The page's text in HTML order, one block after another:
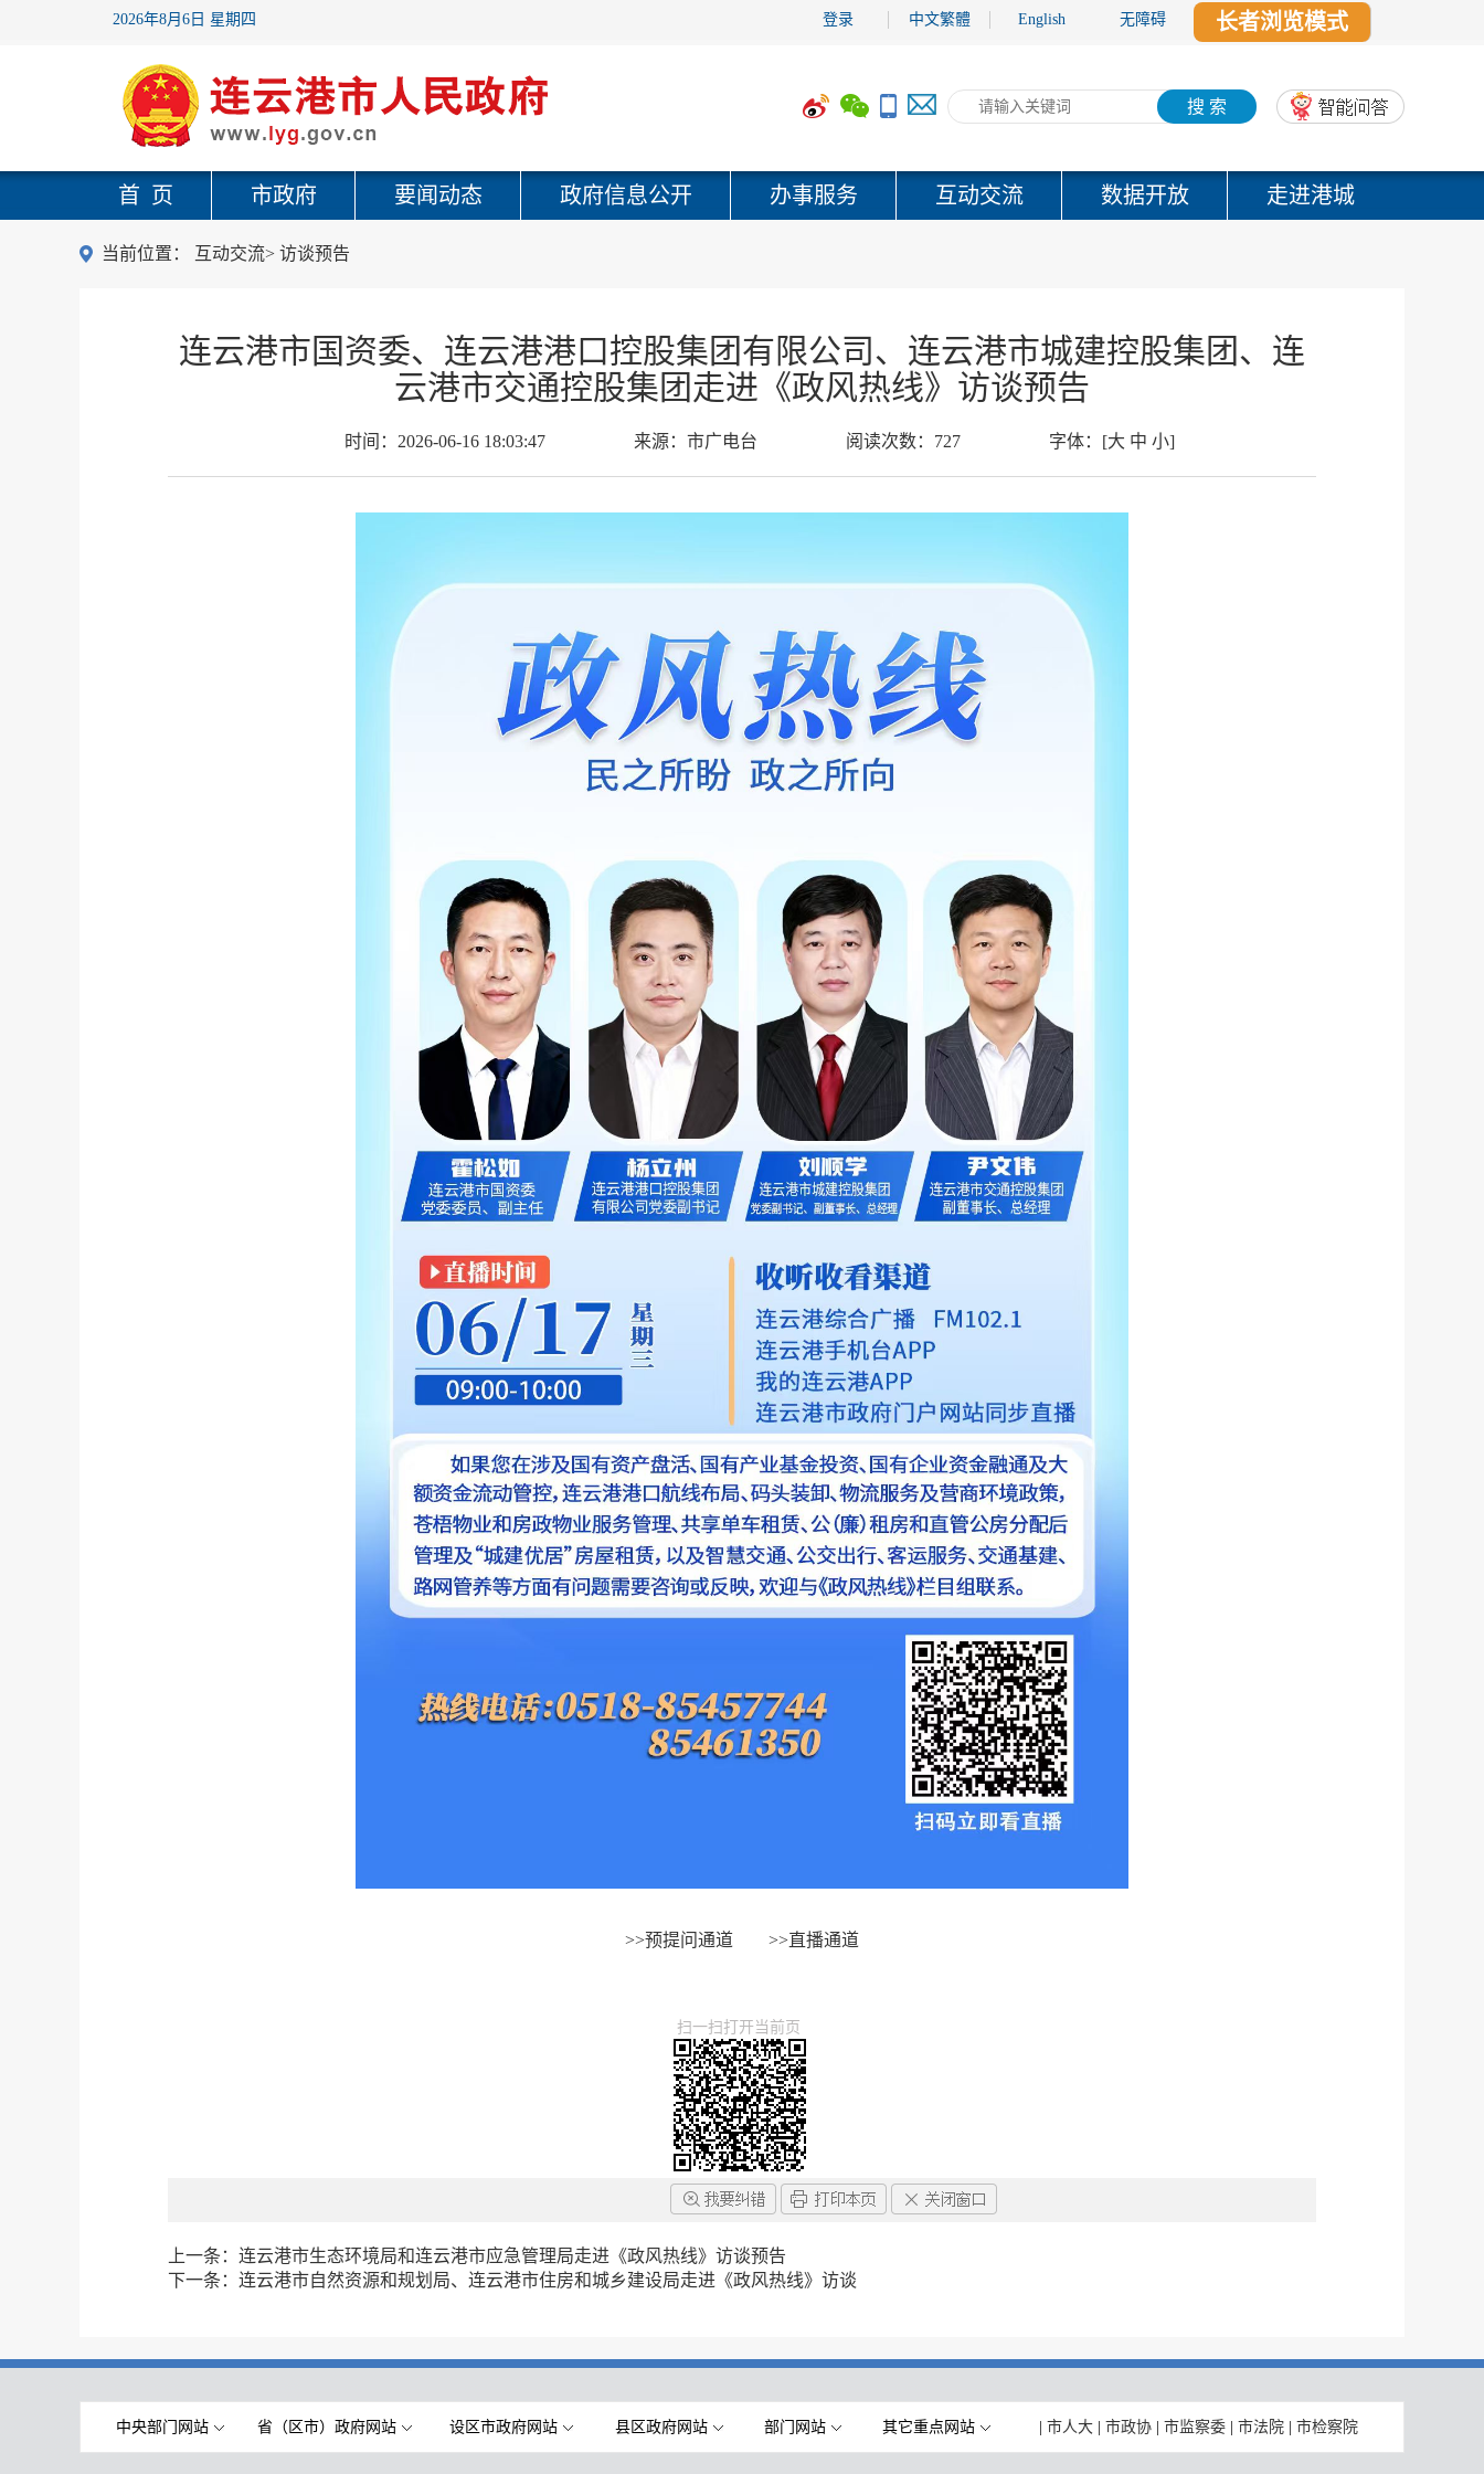
2026年8月6日 星期四 登录 中文繁體 English 无障碍 长者浏览模式
搜 索
首 页 市政府 要闻动态 政府信息公开 办事服务 互动交流 数据开放 走进港城
当前位置： 互动交流> 访谈预告
连云港市国资委、连云港港口控股集团有限公司、连云港市城建控股集团、连
云港市交通控股集团走进《政风热线》访谈预告
时间： 2026-06-16 18:03:47 来源： 市广电台 阅读次数： 727 字体： [大 中 小]
>>预提问通道 >>直播通道
扫一扫打开当前页
上一条： 连云港市生态环境局和连云港市应急管理局走进《政风热线》访谈预告
下一条： 连云港市自然资源和规划局、连云港市住房和城乡建设局走进《政风热线》访谈
中央部门网站 省（区市）政府网站 设区市政府网站 县区政府网站 部门网站 其它重点网站 市人大 市政协 市监察委 市法院 市检察院